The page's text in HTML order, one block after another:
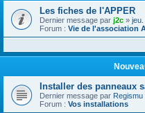
Les fiches de l'APPER
Dernier message par j2c » jeu.
Forum : Vie de l'association
Installer des panneaux
Dernier message par Regismu
Forum : Vos installations